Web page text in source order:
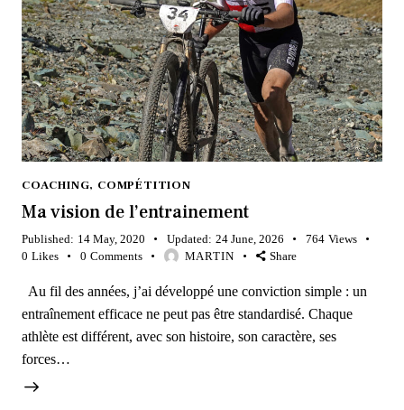
COACHING, COMPÉTITION
Ma vision de l’entrainement
Published: 14 May, 2020 Updated: 24 June, 2026 764 Views
0 Likes 0 Comments MARTIN Share
Au fil des années, j’ai développé une conviction simple : un
entraînement efficace ne peut pas être standardisé. Chaque
athlète est différent, avec son histoire, son caractère, ses
forces…